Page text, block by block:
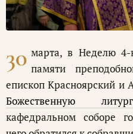
30 марта, в Неделю 4-
памяти
епископ Красноярский и
Божественную
кафедральном соборе